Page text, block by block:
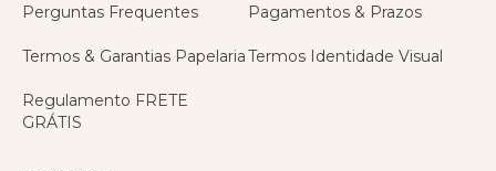
Perguntas Frequentes Pagamentos & Prazos
Termos & Garantias PapelariaTermos Identidade Visual
Regulamento FRETE
GRÁTIS